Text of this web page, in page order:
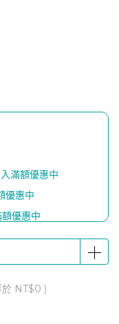
滿額優惠中
優惠中
優惠中
摩儀 x 1個】
於 NT$0 )